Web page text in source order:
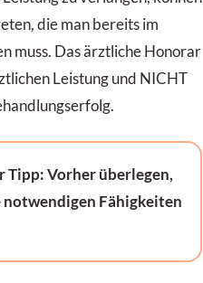
die man bereits im
muss. Das ärztliche Honorar
Leistung und NICHT
Tipp: Vorher überlegen,
notwendigen Fähigkeiten